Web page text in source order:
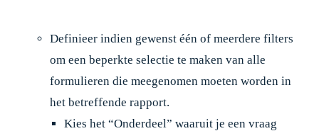
Definieer indien gewenst één of meerdere filters
om een beperkte selectie te maken van alle
formulieren die meegenomen moeten worden in
het betreffende rapport.
Kies het “Onderdeel” waaruit je een vraag